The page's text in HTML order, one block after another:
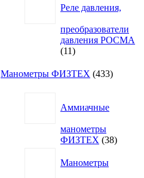
Реле давления,
преобразователи
давления РОСМА
1111
Манометры ФИЗТЕХ 433товара
Аммиачные
манометры
ФИЗТЕХ 3838
Манометры